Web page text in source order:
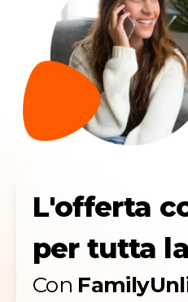
L'offerta
per tutta
Con